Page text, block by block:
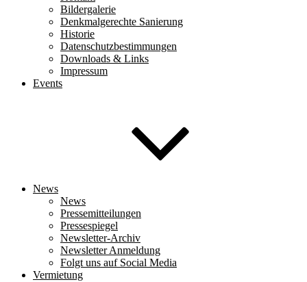
Bildergalerie
Denkmalgerechte Sanierung
Historie
Datenschutzbestimmungen
Downloads & Links
Impressum
Events
News
News
Pressemitteilungen
Pressespiegel
Newsletter-Archiv
Newsletter Anmeldung
Folgt uns auf Social Media
Vermietung